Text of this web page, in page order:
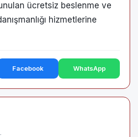
ücretsiz beslenme ve
hizmetlerine
Facebook WhatsApp